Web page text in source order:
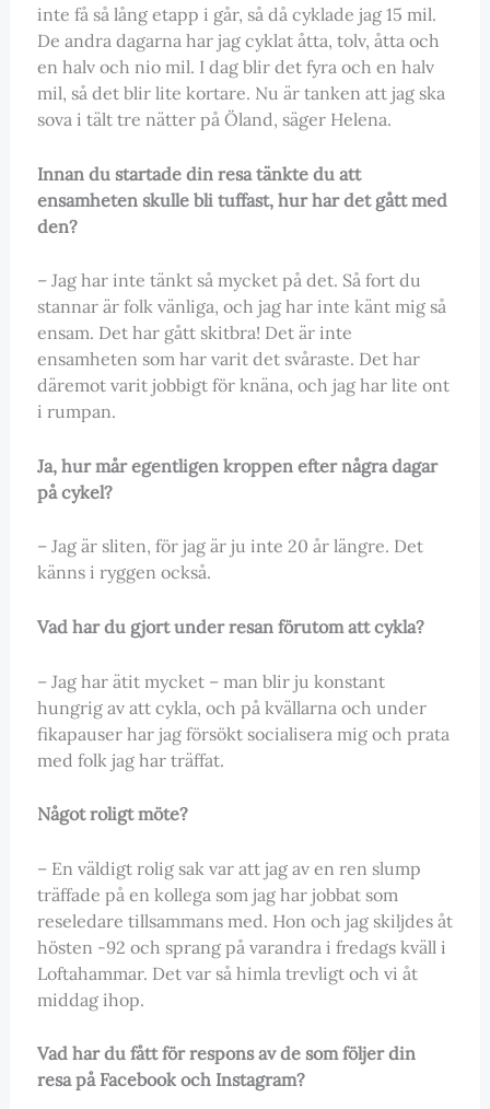
inte få så lång etapp i går, så då cyklade jag 15 mil.
De andra dagarna har jag cyklat åtta, tolv, åtta och
en halv och nio mil. I dag blir det fyra och en halv
mil, så det blir lite kortare. Nu är tanken att jag ska
sova i tält tre nätter på Öland, säger Helena.
Innan du startade din resa tänkte du att
ensamheten skulle bli tuffast, hur har det gått med
den?
– Jag har inte tänkt så mycket på det. Så fort du
stannar är folk vänliga, och jag har inte känt mig så
ensam. Det har gått skitbra! Det är inte
ensamheten som har varit det svåraste. Det har
däremot varit jobbigt för knäna, och jag har lite ont
i rumpan.
Ja, hur mår egentligen kroppen efter några dagar
på cykel?
– Jag är sliten, för jag är ju inte 20 år längre. Det
känns i ryggen också.
Vad har du gjort under resan förutom att cykla?
– Jag har ätit mycket – man blir ju konstant
hungrig av att cykla, och på kvällarna och under
fikapauser har jag försökt socialisera mig och prata
med folk jag har träffat.
Något roligt möte?
– En väldigt rolig sak var att jag av en ren slump
träffade på en kollega som jag har jobbat som
reseledare tillsammans med. Hon och jag skiljdes åt
hösten -92 och sprang på varandra i fredags kväll i
Loftahammar. Det var så himla trevligt och vi åt
middag ihop.
Vad har du fått för respons av de som följer din
resa på Facebook och Instagram?